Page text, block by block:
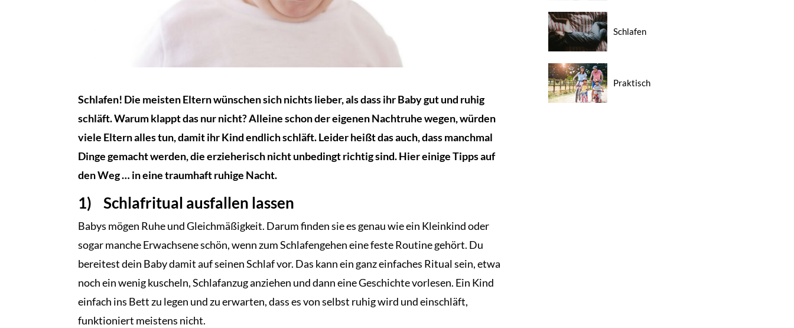
Schlafen! Die meisten Eltern wünschen sich nichts lieber, als dass ihr Baby gut und ruhig
schläft. Warum klappt das nur nicht? Alleine schon der eigenen Nachtruhe wegen, würden
viele Eltern alles tun, damit ihr Kind endlich schläft. Leider heißt das auch, dass manchmal
Dinge gemacht werden, die erzieherisch nicht unbedingt richtig sind. Hier einige Tipps auf
den Weg … in eine traumhaft ruhige Nacht.
1) Schlafritual ausfallen lassen
Babys mögen Ruhe und Gleichmäßigkeit. Darum finden sie es genau wie ein Kleinkind oder
sogar manche Erwachsene schön, wenn zum Schlafengehen eine feste Routine gehört. Du
bereitest dein Baby damit auf seinen Schlaf vor. Das kann ein ganz einfaches Ritual sein, etwa
noch ein wenig kuscheln, Schlafanzug anziehen und dann eine Geschichte vorlesen. Ein Kind
einfach ins Bett zu legen und zu erwarten, dass es von selbst ruhig wird und einschläft,
funktioniert meistens nicht.
Schlafen
Praktisch